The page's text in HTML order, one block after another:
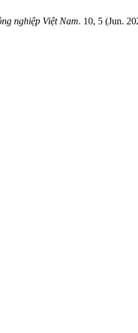
nghiệp Việt Nam. 10, 5 (Jun.